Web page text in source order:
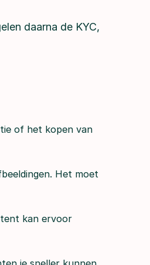
daarna de KYC,
of het kopen van
Het moet
kan ervoor